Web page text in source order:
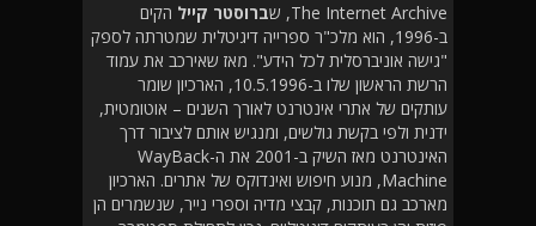
The Internet Archive, ש ברוסטר קייל הקים
ב-1996, הוא מלכ"ר ספרייה דיגיטלית שמטרתה לספק
"גישה אוניברסלית לכל הידע". מאז שאירכב את עמוד
הרשת הראשון שלו ב-10.5.1996, הארכיון שומר
עותקים של אתרי אינטרנט לאורך השנים – אוטומטית,
ידנית ולפי בקשת גולשים, ומנגיש אותם לציבור דרך
האינטרנט מאז השיק ב-2001 את ה-WayBack
Machine, מנוע חיפוש ואינדוקס של אתרים. הארכיון
מארכב גם תוכנות, קבצי מדיה וספרי נייר, שנשמרים הן